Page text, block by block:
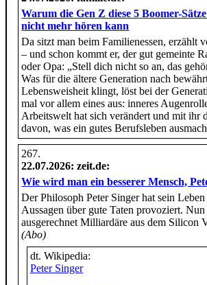
Warum die Gen Z diese 5 Boomer-
nicht mehr hören kann
Da sitzt man beim Familienessen, erzählt
– und schon kommt er, der gut gemeinte
oder Opa: „Stell dich nicht so an, das
Was für die ältere Generation nach
Lebensweisheit klingt, löst bei der
mal vor allem eines aus: inneres
Arbeitswelt hat sich verändert und mit ihr
davon, was ein gutes Berufsleben
22.07.2026: zeit.de:
Wie wird man ein besserer Mensch,
Der Philosoph Peter Singer hat sein
Aussagen über gute Taten provoziert. Nun
ausgerechnet Milliardäre aus dem Silicon
(Abo)
dt. Wikipedia:
Peter Singer